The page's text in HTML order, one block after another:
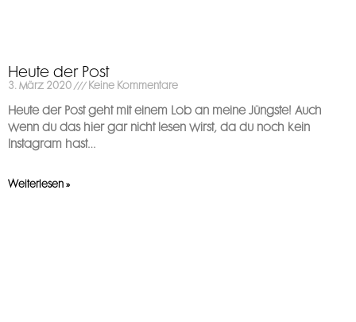
Heute der Post
3. März 2020 Keine Kommentare
Heute der Post geht mit einem Lob an meine Jüngste! Auch
wenn du das hier gar nicht lesen wirst, da du noch kein
Instagram hast…
Weiterlesen »